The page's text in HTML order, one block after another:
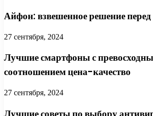
Айфон: взвешенное решение
27 сентября, 2024
Лучшие смартфоны с
соотношением цена-качество
27 сентября, 2024